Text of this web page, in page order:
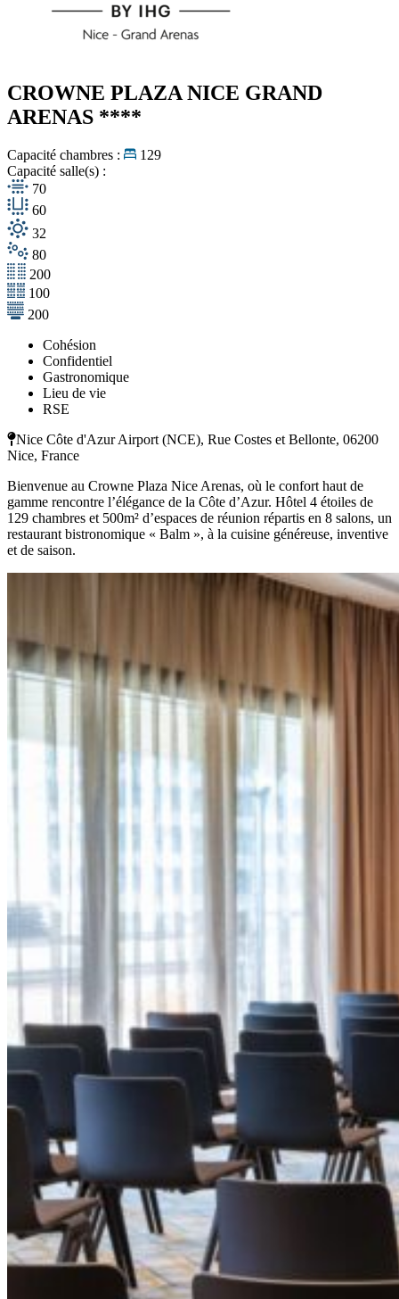
CROWNE PLAZA NICE GRAND
ARENAS ****
Capacité chambres :
129
Capacité salle(s) :
70
60
32
80
200
100
200
Cohésion
Confidentiel
Gastronomique
Lieu de vie
RSE
Nice Côte d'Azur Airport (NCE), Rue Costes et Bellonte, 06200
Nice, France
Bienvenue au Crowne Plaza Nice Arenas, où le confort haut de
gamme rencontre l’élégance de la Côte d’Azur. Hôtel 4 étoiles de
129 chambres et 500m² d’espaces de réunion répartis en 8 salons, un
restaurant bistronomique « Balm », à la cuisine généreuse, inventive
et de saison.